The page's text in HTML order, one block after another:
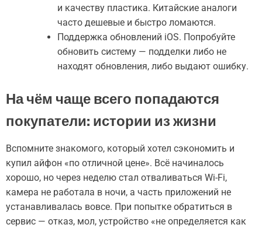
и качеству пластика. Китайские аналоги
часто дешевые и быстро ломаются.
Поддержка обновлений iOS. Попробуйте
обновить систему — подделки либо не
находят обновления, либо выдают ошибку.
На чём чаще всего попадаются
покупатели: истории из жизни
Вспомните знакомого, который хотел сэкономить и
купил айфон «по отличной цене». Всё начиналось
хорошо, но через неделю стал отваливаться Wi-Fi,
камера не работала в ночи, а часть приложений не
устанавливалась вовсе. При попытке обратиться в
сервис — отказ, мол, устройство «не определяется как